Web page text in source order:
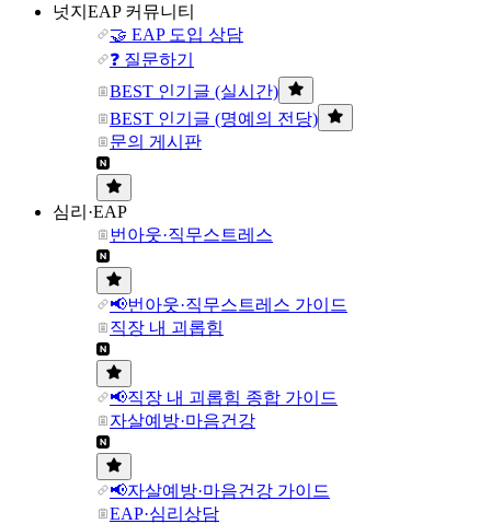
넛지EAP 커뮤니티
🤝 EAP 도입 상담
❓ 질문하기
BEST 인기글 (실시간)
BEST 인기글 (명예의 전당)
문의 게시판
심리·EAP
번아웃·직무스트레스
📢번아웃·직무스트레스 가이드
직장 내 괴롭힘
📢직장 내 괴롭힘 종합 가이드
자살예방·마음건강
📢자살예방·마음건강 가이드
EAP·심리상담